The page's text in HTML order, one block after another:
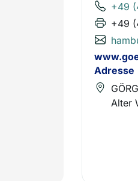
+49
+49
Adresse
Alter